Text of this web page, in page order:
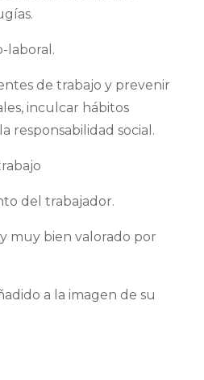
laboral.
de trabajo y prevenir
inculcar hábitos
responsabilidad social.
del trabajador.
muy bien valorado por
a la imagen de su